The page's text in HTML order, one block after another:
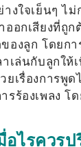
งใจเย็นๆ ไม่
อกเสียงที่ถูก
งลูก โดยกา
เล่นกับลูกให้
เรื่องการพู
ร้องเพลง โ
ไรควร